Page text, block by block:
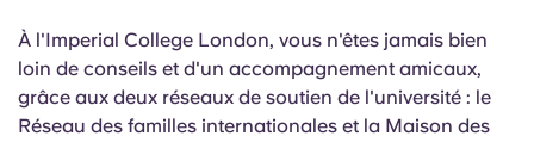
À l'Imperial College London, vous n'êtes jamais bien
loin de conseils et d'un accompagnement amicaux,
grâce aux deux réseaux de soutien de l'université : le
Réseau des familles internationales et la Maison des